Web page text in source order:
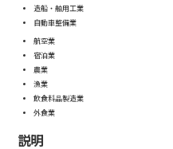
造船・舶用工業
自動車整備業
航空業
宿泊業
農業
漁業
飲食料品製造業
外食業
説明